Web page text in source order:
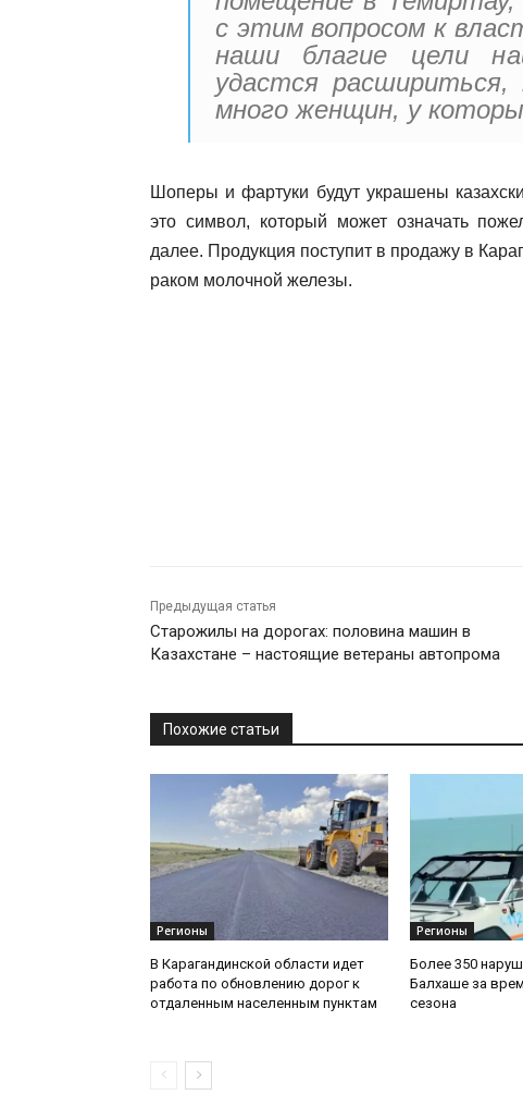
с этим вопросом к
наши благие цели
удастся
много женщин, у
Шоперы и фартуки будут украшены
это символ, который может означать
далее. Продукция поступит в продажу в
раком молочной железы.
Предыдущая статья
Старожилы на дорогах: половина машин в
Казахстане – настоящие ветераны автопрома
Похожие статьи
Регионы
В Карагандинской области идет
работа по обновлению дорог к
отдаленным населенным пунктам
Регионы
Более 350
Балхаше за
сезона